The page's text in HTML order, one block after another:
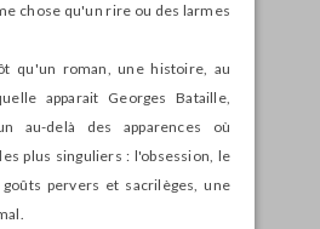
chose qu'un rire ou des larmes
qu'un roman, une histoire, au
apparait Georges Bataille,
au-delà des apparences où
plus singuliers : l'obsession, le
pervers et sacrilèges, une